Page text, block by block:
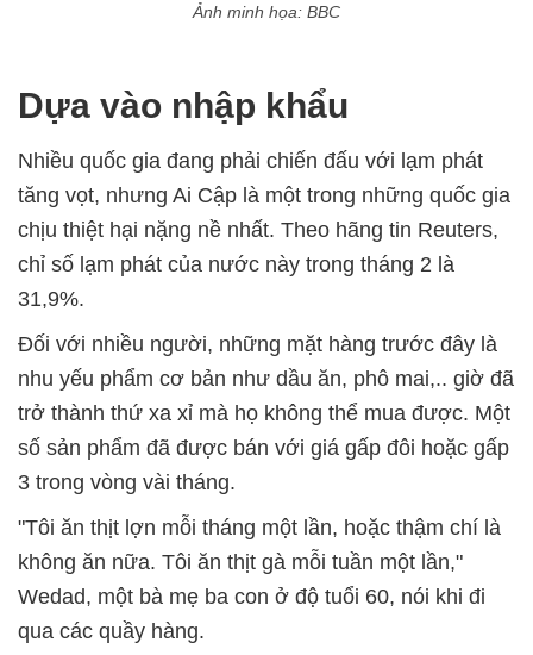
Ảnh minh họa: BBC
Dựa vào nhập khẩu
Nhiều quốc gia đang phải chiến đấu với lạm phát
tăng vọt, nhưng Ai Cập là một trong những quốc gia
chịu thiệt hại nặng nề nhất. Theo hãng tin Reuters,
chỉ số lạm phát của nước này trong tháng 2 là
31,9%.
Đối với nhiều người, những mặt hàng trước đây là
nhu yếu phẩm cơ bản như dầu ăn, phô mai,.. giờ đã
trở thành thứ xa xỉ mà họ không thể mua được. Một
số sản phẩm đã được bán với giá gấp đôi hoặc gấp
3 trong vòng vài tháng.
"Tôi ăn thịt lợn mỗi tháng một lần, hoặc thậm chí là
không ăn nữa. Tôi ăn thịt gà mỗi tuần một lần,"
Wedad, một bà mẹ ba con ở độ tuổi 60, nói khi đi
qua các quầy hàng.